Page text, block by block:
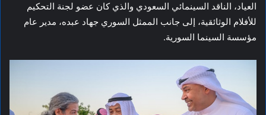
العياد، الناقد السينمائي السعودي والذي كان عضو لجنة التحكيم
للأفلام الوثائقية، إلى جانب الممثل السوري جهاد عبده، مدير عام
مؤسسة السينما السورية.